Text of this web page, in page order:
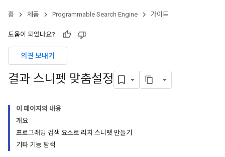
홈 제품 Programmable Search Engine 가이드
도움이 되었나요?
의견 보내기
결과 스니펫 맞춤설정
이 페이지의 내용
개요
프로그래밍 검색 요소로 리치 스니펫 만들기
기타 기능 탐색